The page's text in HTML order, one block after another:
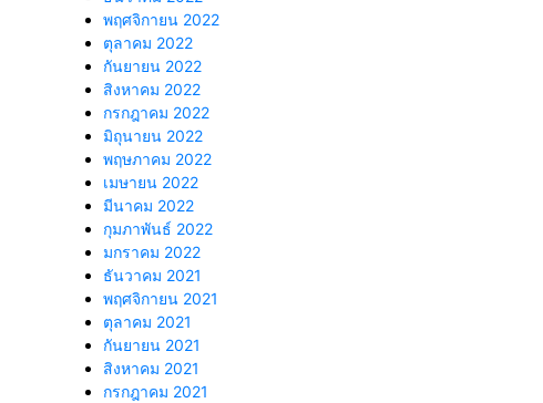
พฤศจิกายน 2022
ตุลาคม 2022
กันยายน 2022
สิงหาคม 2022
กรกฎาคม 2022
มิถุนายน 2022
พฤษภาคม 2022
เมษายน 2022
มีนาคม 2022
กุมภาพันธ์ 2022
มกราคม 2022
ธันวาคม 2021
พฤศจิกายน 2021
ตุลาคม 2021
กันยายน 2021
สิงหาคม 2021
กรกฎาคม 2021